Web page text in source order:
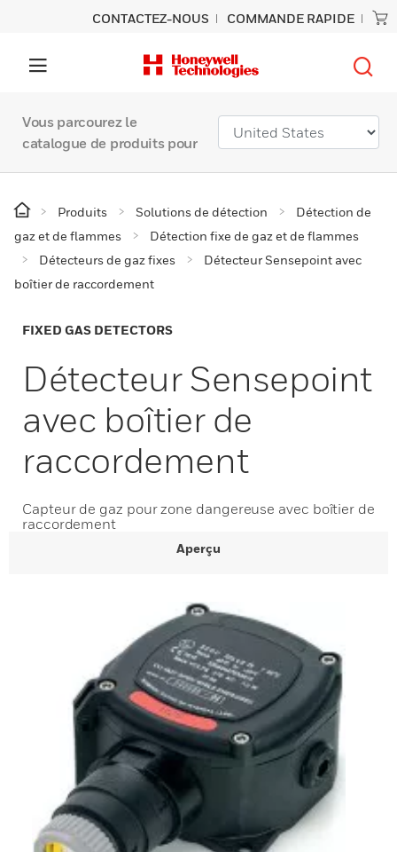
CONTACTEZ-NOUS COMMANDE RAPIDE
Vous parcourez le
catalogue de produits pour
Produits Solutions de détection
Détection de
gaz et de flammes
Détection fixe de gaz et de flammes
Détecteurs de gaz fixes
Détecteur Sensepoint avec
boîtier de raccordement
FIXED GAS DETECTORS
Détecteur Sensepoint
avec boîtier de
raccordement
Capteur de gaz pour zone dangereuse avec boîtier de
raccordement
Aperçu